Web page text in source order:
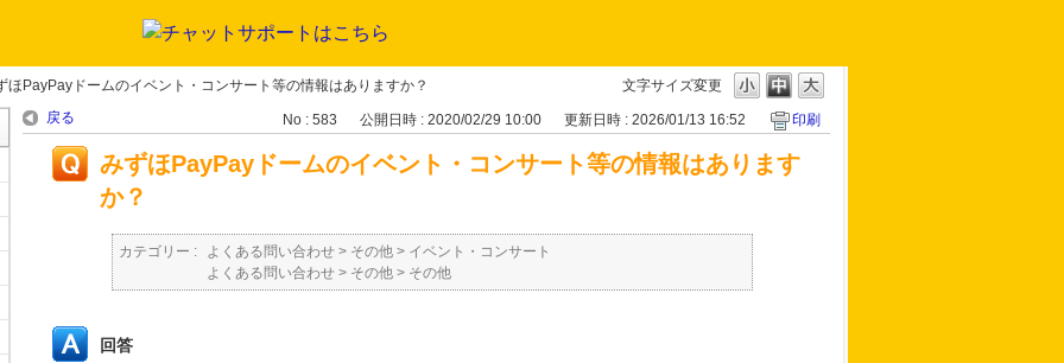
文字サイズ変更
ほPayPayドームのイベント・コンサート等の情報はありますか？
戻る No : 583 公開日時 : 2020/02/29 10:00 更新日時 : 2026/01/13 16:52 印刷
みずほPayPayドームのイベント・コンサート等の情報はあります
か？
カテゴリー : よくある問い合わせ > その他 > イベント・コンサート
よくある問い合わせ > その他 > その他
回答